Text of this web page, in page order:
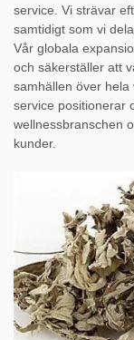
service. Vi strävar
samtidigt som vi
Vår globala
och säkerställer att
samhällen över hela
service positionerar
wellnessbranschen
kunder.